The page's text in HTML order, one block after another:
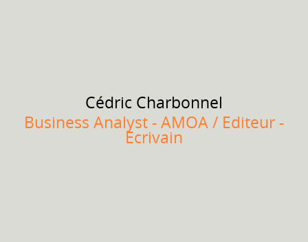
Cédric Charbonnel
Business Analyst - AMOA / Editeur -
Ecrivain